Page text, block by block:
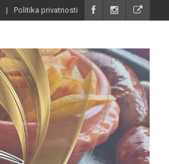
Politika privatnosti